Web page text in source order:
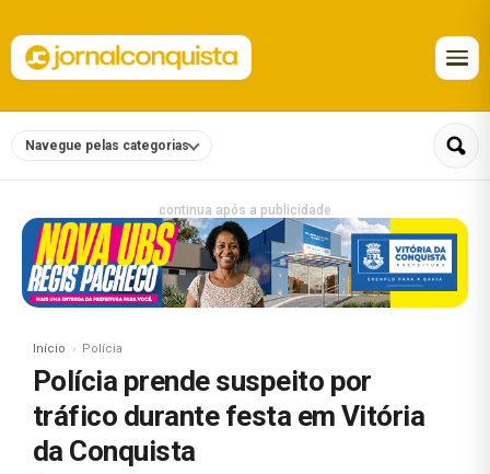
Navegue pelas categorias
continua após a publicidade
Início Polícia
Polícia prende suspeito por
tráfico durante festa em Vitória
da Conquista